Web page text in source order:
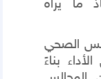
ما يراه
الصحي
بناءً